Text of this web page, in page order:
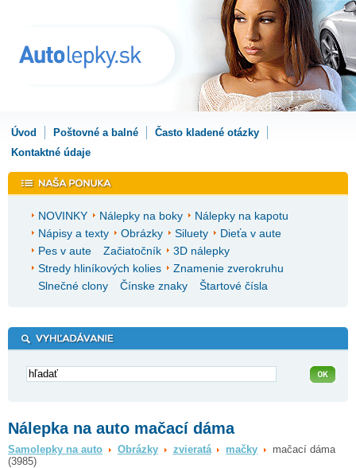
Úvod Poštovné a balné
Často kladené otázky
Kontaktné údaje
NOVINKY Nálepky na boky
Nálepky na kapotu
Nápisy a texty
Obrázky Siluety
Dieťa v aute
Pes v aute
Začiatočník
3D nálepky
Stredy hliníkových kolies
Znamenie zverokruhu
Slnečné clony
Čínske znaky Štartové čísla
Nálepka na auto mačací dáma
Samolepky na auto Obrázky zvieratá mačky
mačací dáma
(3985)